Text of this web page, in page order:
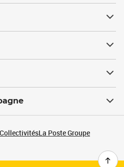
La Poste Groupe